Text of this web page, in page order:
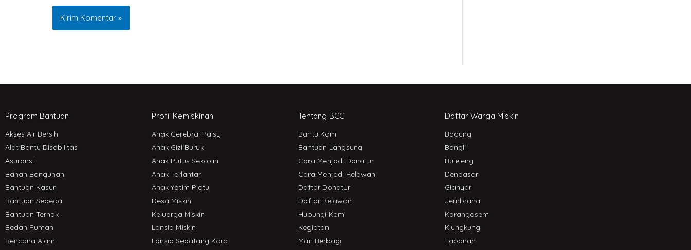
Program Bantuan
Akses Air Bersih
Alat Bantu Disabilitas
Asuransi
Bahan Bangunan
Bantuan Kasur
Bantuan Sepeda
Bantuan Ternak
Bedah Rumah
Bencana Alam
Profil Kemiskinan
Anak Cerebral Palsy
Anak Gizi Buruk
Anak Putus Sekolah
Anak Terlantar
Anak Yatim Piatu
Desa Miskin
Keluarga Miskin
Lansia Miskin
Lansia Sebatang Kara
Tentang BCC
Bantu Kami
Bantuan Langsung
Cara Menjadi Donatur
Cara Menjadi Relawan
Daftar Donatur
Daftar Relawan
Hubungi Kami
Kegiatan
Mari Berbagi
Daftar Warga Miskin
Badung
Bangli
Buleleng
Denpasar
Gianyar
Jembrana
Karangasem
Klungkung
Tabanan